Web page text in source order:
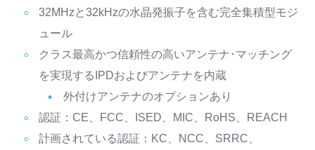
32MHzと32kHzの水晶発振子を含む完全集積型モジ
ュール
クラス最高かつ信頼性の高いアンテナ･マッチング
を実現するIPDおよびアンテナを内蔵
外付けアンテナのオプションあり
認証：CE、FCC、ISED、MIC、RoHS、REACH
計画されている認証：KC、NCC、SRRC、